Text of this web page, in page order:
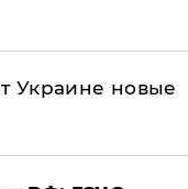
Украине новые